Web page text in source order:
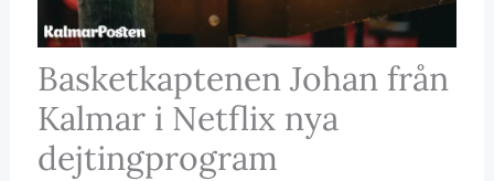
Basketkaptenen Johan från
Kalmar i Netflix nya
dejtingprogram